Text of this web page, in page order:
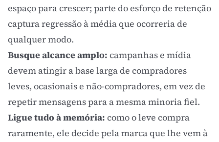
espaço para crescer; parte do esforço de retenção
captura regressão à média que ocorreria de
qualquer modo.
Busque alcance amplo: campanhas e mídia
devem atingir a base larga de compradores
leves, ocasionais e não-compradores, em vez de
repetir mensagens para a mesma minoria fiel.
Ligue tudo à memória: como o leve compra
raramente, ele decide pela marca que lhe vem à